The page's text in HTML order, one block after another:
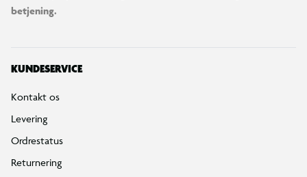
betjening.
KUNDESERVICE
Kontakt os
Levering
Ordrestatus
Returnering